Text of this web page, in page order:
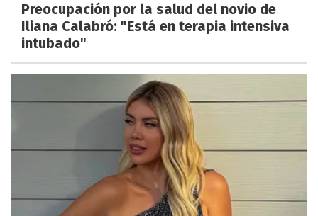
Preocupación por la salud del novio de
Iliana Calabró: "Está en terapia intensiva
intubado"